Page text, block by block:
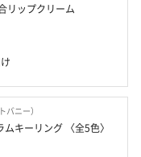
リップクリーム
ニー）
キーリング 〈全5色〉